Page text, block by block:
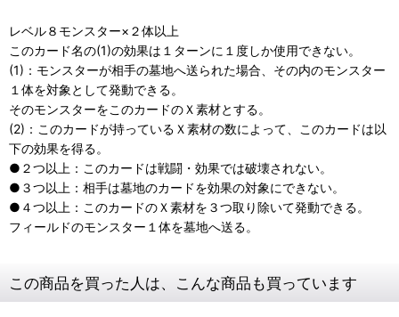
レベル８モンスター×２体以上
このカード名の(1)の効果は１ターンに１度しか使用できない。
(1)：モンスターが相手の墓地へ送られた場合、その内のモンスター
１体を対象として発動できる。
そのモンスターをこのカードのＸ素材とする。
(2)：このカードが持っているＸ素材の数によって、このカードは以
下の効果を得る。
●２つ以上：このカードは戦闘・効果では破壊されない。
●３つ以上：相手は墓地のカードを効果の対象にできない。
●４つ以上：このカードのＸ素材を３つ取り除いて発動できる。
フィールドのモンスター１体を墓地へ送る。
この商品を買った人は、こんな商品も買っています